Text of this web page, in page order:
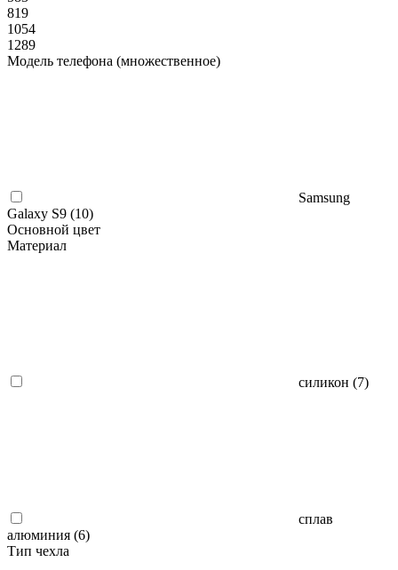
819
1054
1289
Модель телефона (множественное)
Samsung
Galaxy S9 (10)
Основной цвет
Материал
силикон (7)
сплав
алюминия (6)
Тип чехла